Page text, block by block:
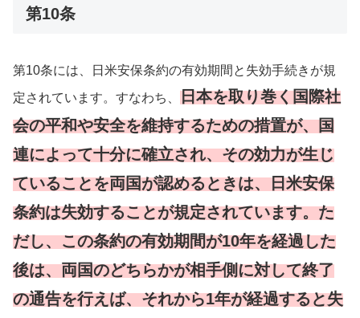
第10条
第10条には、日米安保条約の有効期間と失効手続きが規
定されています。すなわち、 日本を取り巻く国際社
会の平和や安全を維持するための措置が、国
連によって十分に確立され、その効力が生じ
ていることを両国が認めるときは、日米安保
条約は失効することが規定されています。た
だし、この条約の有効期間が10年を経過した
後は、両国のどちらかが相手側に対して終了
の通告を行えば、それから1年が経過すると失